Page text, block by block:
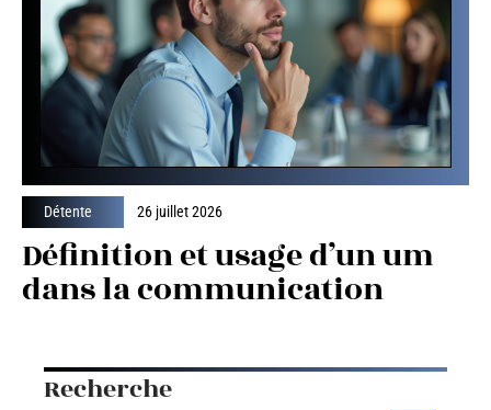
Détente 26 juillet 2026
Définition et usage d’un um
dans la communication
Recherche